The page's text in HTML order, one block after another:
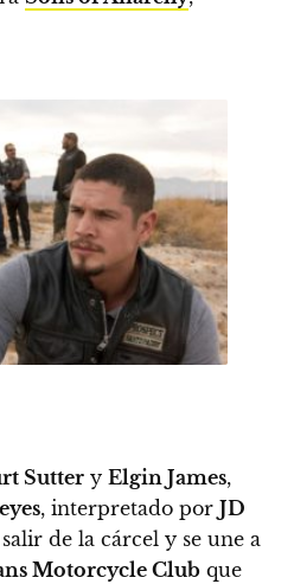
Sutter y Elgin James,
, interpretado por JD
de la cárcel y se une a
Motorcycle Club que